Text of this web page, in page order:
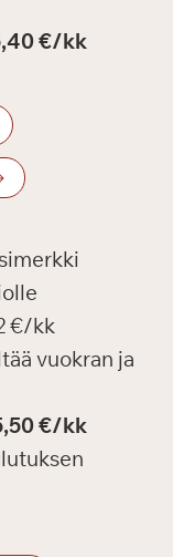
€/kk
€/kk
vuokran ja
€/kk